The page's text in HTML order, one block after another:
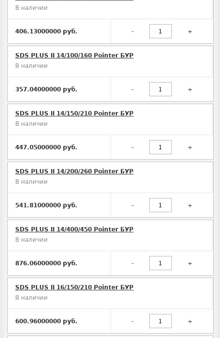
В наличии
406.13000000 руб. - +
SDS PLUS II 14/100/160 Pointer БУР
В наличии
357.04000000 руб. - +
SDS PLUS II 14/150/210 Pointer БУР
В наличии
447.05000000 руб. - +
SDS PLUS II 14/200/260 Pointer БУР
В наличии
541.81000000 руб. - +
SDS PLUS II 14/400/450 Pointer БУР
В наличии
876.06000000 руб. - +
SDS PLUS II 16/150/210 Pointer БУР
В наличии
600.96000000 руб. - +